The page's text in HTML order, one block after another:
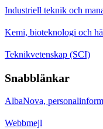
Industriell teknik och
Kemi, bioteknologi och
Teknikvetenskap (SCI)
Snabblänkar
AlbaNova,
Webbmejl